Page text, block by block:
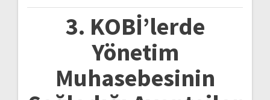
3. KOBİ’lerde
Yönetim
Muhasebesinin